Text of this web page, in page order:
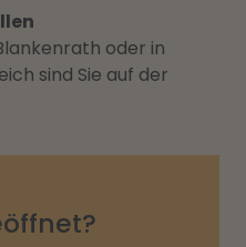
oder in
sind Sie auf der